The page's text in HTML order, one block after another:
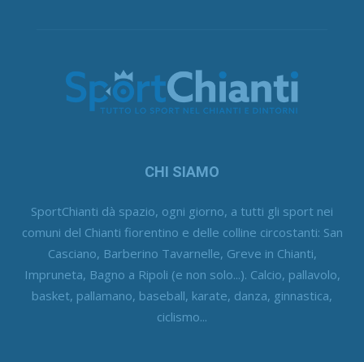
CHI SIAMO
SportChianti dà spazio, ogni giorno, a tutti gli sport nei
comuni del Chianti fiorentino e delle colline circostanti: San
Casciano, Barberino Tavarnelle, Greve in Chianti,
Impruneta, Bagno a Ripoli (e non solo...). Calcio, pallavolo,
basket, pallamano, baseball, karate, danza, ginnastica,
ciclismo...